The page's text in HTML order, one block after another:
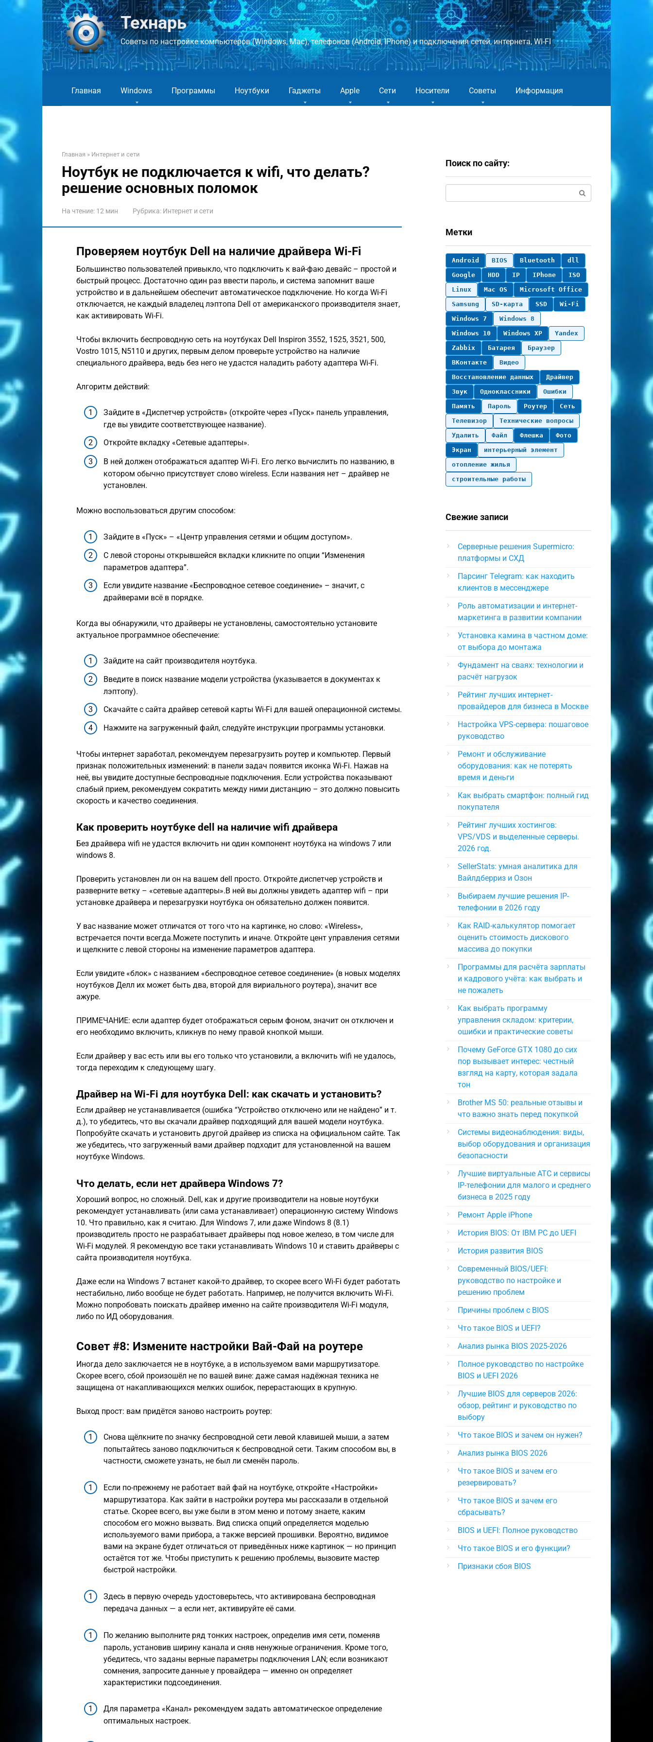
Перейти
Технарь
Советы по настройке компьютеров (Windows, Mac), телефонов (Android, IPhone) и подключения сетей, интернета, WI-FI
Главная Windows Программы Ноутбуки Гаджеты Apple Сети Носители Советы Информация
Главная » Интернет и сети
Ноутбук не подключается к wifi, что делать?
решение основных поломок
На чтение: 12 мин Рубрика: Интернет и сети
Проверяем ноутбук Dell на наличие драйвера Wi-Fi
Большинство пользователей привыкло, что подключить к вай-фаю девайс – простой и
быстрый процесс. Достаточно один раз ввести пароль, и система запомнит ваше
устройство и в дальнейшем обеспечит автоматическое подключение. Но когда Wi-Fi
отключается, не каждый владелец лэптопа Dell от американского производителя знает,
как активировать Wi-Fi.
Чтобы включить беспроводную сеть на ноутбуках Dell Inspiron 3552, 1525, 3521, 500,
Vostro 1015, N5110 и других, первым делом проверьте устройство на наличие
специального драйвера, ведь без него не удастся наладить работу адаптера Wi-Fi.
Алгоритм действий:
Зайдите в «Диспетчер устройств» (откройте через «Пуск» панель управления,
где вы увидите соответствующее название).
Откройте вкладку «Сетевые адаптеры».
В ней должен отображаться адаптер Wi-Fi. Его легко вычислить по названию, в
котором обычно присутствует слово wireless. Если названия нет – драйвер не
установлен.
Можно воспользоваться другим способом:
Зайдите в «Пуск» – «Центр управления сетями и общим доступом».
С левой стороны открывшейся вкладки кликните по опции “Изменения
параметров адаптера”.
Если увидите название «Беспроводное сетевое соединение» – значит, с
драйверами всё в порядке.
Когда вы обнаружили, что драйверы не установлены, самостоятельно установите
актуальное программное обеспечение:
Зайдите на сайт производителя ноутбука.
Введите в поиск название модели устройства (указывается в документах к
лэптопу).
Скачайте с сайта драйвер сетевой карты Wi-Fi для вашей операционной системы.
Нажмите на загруженный файл, следуйте инструкции программы установки.
Чтобы интернет заработал, рекомендуем перезагрузить роутер и компьютер. Первый
признак положительных изменений: в панели задач появится иконка Wi-Fi. Нажав на
неё, вы увидите доступные беспроводные подключения. Если устройства показывают
слабый прием, рекомендуем сократить между ними дистанцию – это должно повысить
скорость и качество соединения.
Как проверить ноутбуке dell на наличие wifi драйвера
Без драйвера wifi не удастся включить ни один компонент ноутбука на windows 7 или
windows 8.
Проверить установлен ли он на вашем dell просто. Откройте диспетчер устройств и
разверните ветку – «сетевые адаптеры».В ней вы должны увидеть адаптер wifi – при
установке драйвера и перезагрузки ноутбука он обязательно должен появится.
У вас название может отличатся от того что на картинке, но слово: «Wireless»,
встречается почти всегда.Можете поступить и иначе. Откройте цент управления сетями
и щелкните с левой стороны на изменение параметров адаптера.
Если увидите «блок» с названием «беспроводное сетевое соединение» (в новых моделях
ноутбуков Делл их может быть два, второй для вириального роутера), значит все
ажуре.
ПРИМЕЧАНИЕ: если адаптер будет отображаться серым фоном, значит он отключен и
его необходимо включить, кликнув по нему правой кнопкой мыши.
Если драйвер у вас есть или вы его только что установили, а включить wifi не удалось,
тогда переходим к следующему шагу.
Драйвер на Wi-Fi для ноутбука Dell: как скачать и установить?
Если драйвер не устанавливается (ошибка “Устройство отключено или не найдено” и т.
д.), то убедитесь, что вы скачали драйвер подходящий для вашей модели ноутбука.
Попробуйте скачать и установить другой драйвер из списка на официальном сайте. Так
же убедитесь, что загруженный вами драйвер подходит для установленной на вашем
ноутбуке Windows.
Что делать, если нет драйвера Windows 7?
Хороший вопрос, но сложный. Dell, как и другие производители на новые ноутбуки
рекомендует устанавливать (или сама устанавливает) операционную систему Windows
10. Что правильно, как я считаю. Для Windows 7, или даже Windows 8 (8.1)
производитель просто не разрабатывает драйверы под новое железо, в том числе для
Wi-Fi модулей. Я рекомендую все таки устанавливать Windows 10 и ставить драйверы с
сайта производителя ноутбука.
Даже если на Windows 7 встанет какой-то драйвер, то скорее всего Wi-Fi будет работать
нестабильно, либо вообще не будет работать. Например, не получится включить Wi-Fi.
Можно попробовать поискать драйвер именно на сайте производителя Wi-Fi модуля,
либо по ИД оборудования.
Совет #8: Измените настройки Вай-Фай на роутере
Иногда дело заключается не в ноутбуке, а в используемом вами маршрутизаторе.
Скорее всего, сбой произошёл не по вашей вине: даже самая надёжная техника не
защищена от накапливающихся мелких ошибок, перерастающих в крупную.
Выход прост: вам придётся заново настроить роутер:
Снова щёлкните по значку беспроводной сети левой клавишей мыши, а затем
попытайтесь заново подключиться к беспроводной сети. Таким способом вы, в
частности, сможете узнать, не был ли сменён пароль.
Если по-прежнему не работает вай фай на ноутбуке, откройте «Настройки»
маршрутизатора. Как зайти в настройки роутера мы рассказали в отдельной
статье. Скорее всего, вы уже были в этом меню и потому знаете, каким
способом его можно вызвать. Вид списка опций определяется моделью
используемого вами прибора, а также версией прошивки. Вероятно, видимое
вами на экране будет отличаться от приведённых ниже картинок — но принцип
остаётся тот же. Чтобы приступить к решению проблемы, вызовите мастер
быстрой настройки.
Здесь в первую очередь удостоверьтесь, что активирована беспроводная
передача данных — а если нет, активируйте её сами.
По желанию выполните ряд тонких настроек, определив имя сети, поменяв
пароль, установив ширину канала и сняв ненужные ограничения. Кроме того,
убедитесь, что заданы верные параметры подключения LAN; если возникают
сомнения, запросите данные у провайдера — именно он определяет
характеристики подсоединения.
Для параметра «Канал» рекомендуем задать автоматическое определение
оптимальных настроек.
Поиск по сайту:
Метки
Android BIOS Bluetooth
dll
Google
HDD IP IPhone
ISO
Linux
Mac OS
Microsoft Office
Samsung
SD-карта SSD
Wi-Fi
Windows 7
Windows 8
Windows 10
Windows XP
Yandex
Zabbix
Батарея
Браузер
ВКонтакте
Видео
Восстановление данных
Драйвер
Звук
Одноклассники
Ошибки
Память
Пароль Роутер
Сеть
Телевизор
Технические вопросы
Удалить
Файл Флешка
Фото
Экран
интерьерный элемент
отопление жилья
строительные работы
Свежие записи
Серверные решения Supermicro:
платформы и СХД
Парсинг Telegram: как находить
клиентов в мессенджере
Роль автоматизации и интернет-
маркетинга в развитии компании
Установка камина в частном доме:
от выбора до монтажа
Фундамент на сваях: технологии и
расчёт нагрузок
Рейтинг лучших интернет-
провайдеров для бизнеса в Москве
Настройка VPS-сервера: пошаговое
руководство
Ремонт и обслуживание
оборудования: как не потерять
время и деньги
Как выбрать смартфон: полный гид
покупателя
Рейтинг лучших хостингов:
VPS/VDS и выделенные серверы.
2026 год.
SellerStats: умная аналитика для
Вайлдберриз и Озон
Выбираем лучшие решения IP-
телефонии в 2026 году
Как RAID-калькулятор помогает
оценить стоимость дискового
массива до покупки
Программы для расчёта зарплаты
и кадрового учёта: как выбрать и
не пожалеть
Как выбрать программу
управления складом: критерии,
ошибки и практические советы
Почему GeForce GTX 1080 до сих
пор вызывает интерес: честный
взгляд на карту, которая задала
тон
Brother MS 50: реальные отзывы и
что важно знать перед покупкой
Системы видеонаблюдения: виды,
выбор оборудования и организация
безопасности
Лучшие виртуальные АТС и сервисы
IP-телефонии для малого и среднего
бизнеса в 2025 году
Ремонт Apple iPhone
История BIOS: От IBM PC до UEFI
История развития BIOS
Современный BIOS/UEFI:
руководство по настройке и
решению проблем
Причины проблем с BIOS
Что такое BIOS и UEFI?
Анализ рынка BIOS 2025-2026
Полное руководство по настройке
BIOS и UEFI 2026
Лучшие BIOS для серверов 2026:
обзор, рейтинг и руководство по
выбору
Что такое BIOS и зачем он нужен?
Анализ рынка BIOS 2026
Что такое BIOS и зачем его
резервировать?
Что такое BIOS и зачем его
сбрасывать?
BIOS и UEFI: Полное руководство
Что такое BIOS и его функции?
Признаки сбоя BIOS